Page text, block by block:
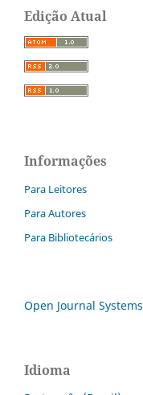
Edição Atual
Informações
Para Leitores
Para Autores
Para Bibliotecários
Open Journal Systems
Idioma